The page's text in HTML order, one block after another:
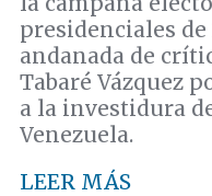
presidenciales de
andanada de
Tabaré Vázquez
a la investidura
Venezuela.
LEER MÁS